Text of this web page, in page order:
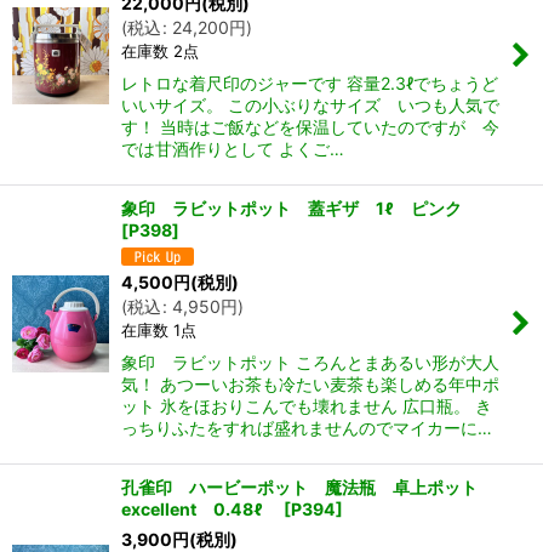
(税込: 24,200円)
在庫数 2点
レトロな着尺印のジャーです 容量2.3ℓでちょうど
いいサイズ。 この小ぶりなサイズ いつも人気で
す！ 当時はご飯などを保温していたのですが 今
では甘酒作りとして よくご…
象印 ラビットポット 蓋ギザ 1ℓ ピンク
[P398]
4,500円(税別)
(税込: 4,950円)
在庫数 1点
象印 ラビットポット ころんとまあるい形が大人
気！ あつーいお茶も冷たい麦茶も楽しめる年中ポ
ット 氷をほおりこんでも壊れません 広口瓶。 き
っちりふたをすれば盛れませんのでマイカーに…
孔雀印 ハービーポット 魔法瓶 卓上ポット
excellent 0.48ℓ
[P394]
3,900円(税別)